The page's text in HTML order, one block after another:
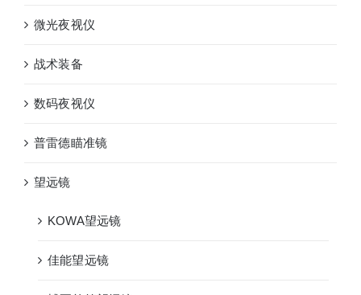
微光夜视仪
战术装备
数码夜视仪
普雷德瞄准镜
望远镜
KOWA望远镜
佳能望远镜